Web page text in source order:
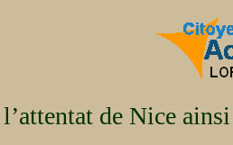
de Nice